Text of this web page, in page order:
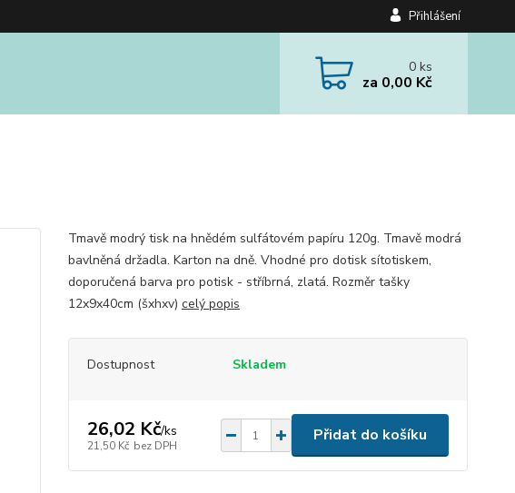
Přihlášení
0ks
za 0,00 Kč
Tmavě modrý tisk na hnědém sulfátovém papíru 120g. Tmavě modrá
bavlněná držadla. Karton na dně. Vhodné pro dotisk sítotiskem,
doporučená barva pro potisk - stříbrná, zlatá. Rozměr tašky
12x9x40cm (šxhxv) celý popis
Dostupnost Skladem
26,02 Kč/ks
21,50 Kč bez DPH
Přidat do košíku